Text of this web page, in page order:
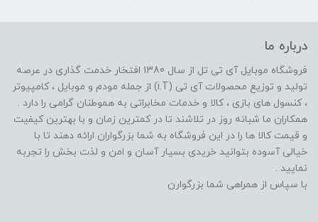
درباره ما
فروشگاه موبایل آی تی تل از سال 1380 افتخار خدمت گذاری در عرصه
تولید و توزیع محصولات آی تی (i.T) از جمله مودم و موبایل ، کامپیوتر
، کنسول های بازی ، کالا و خدمات مخابراتی به هموطنان گرامی را دارد .
همکاران ما شبانه روز در تلاشند تا در کمترین زمان و با بهترین کیفیت
و قیمت کالا ها را در این فروشگاه به شما بزرگواران ارائه دهند تا با
خیالی آسوده بتوانید خریدی بسیار آسان و امن و لذت بخش را تجربه
نمایید .
با سپاس از همراهی شما بزرگوارن